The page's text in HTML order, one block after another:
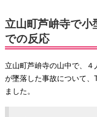
立山町芦峅寺で
での反応
立山町芦峅寺の山中で、４
が墜落した事故について
ました。